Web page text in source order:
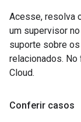
Acesse, resolva
um supervisor
suporte sobre
relacionados.
Cloud.
Conferir casos